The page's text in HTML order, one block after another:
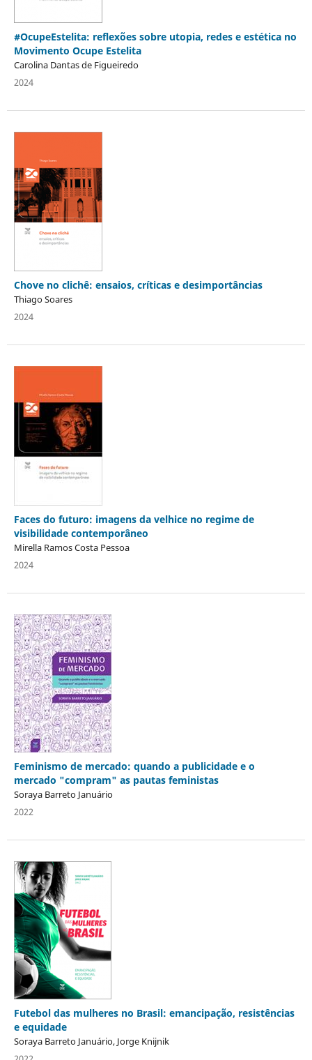
#OcupeEstelita: reflexões sobre utopia, redes e estética no
Movimento Ocupe Estelita
Carolina Dantas de Figueiredo
2024
Chove no clichê: ensaios, críticas e desimportâncias
Thiago Soares
2024
Faces do futuro: imagens da velhice no regime de
visibilidade contemporâneo
Mirella Ramos Costa Pessoa
2024
Feminismo de mercado: quando a publicidade e o
mercado "compram" as pautas feministas
Soraya Barreto Januário
2022
Futebol das mulheres no Brasil: emancipação, resistências
e equidade
Soraya Barreto Januário, Jorge Knijnik